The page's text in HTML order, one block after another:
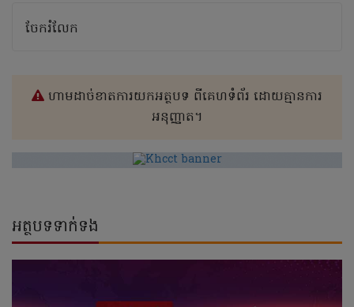
ចែករំលែក
ហាមដាច់ខាតការយកអត្ថបទ ពីគេហទំព័រ ដោយគ្មានការ
អនុញ្ញាត។
អត្ថបទទាក់ទង